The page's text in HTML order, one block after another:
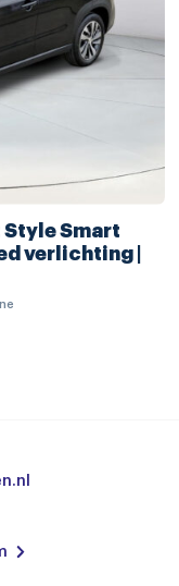
Style Smart
verlichting |